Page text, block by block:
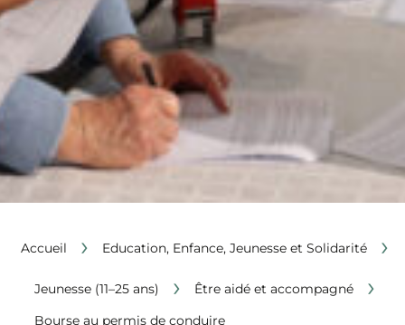
Accueil › Education, Enfance, Jeunesse et Solidarité ›
Jeunesse (11–25 ans) › Être aidé et accompagné ›
Bourse au permis de conduire